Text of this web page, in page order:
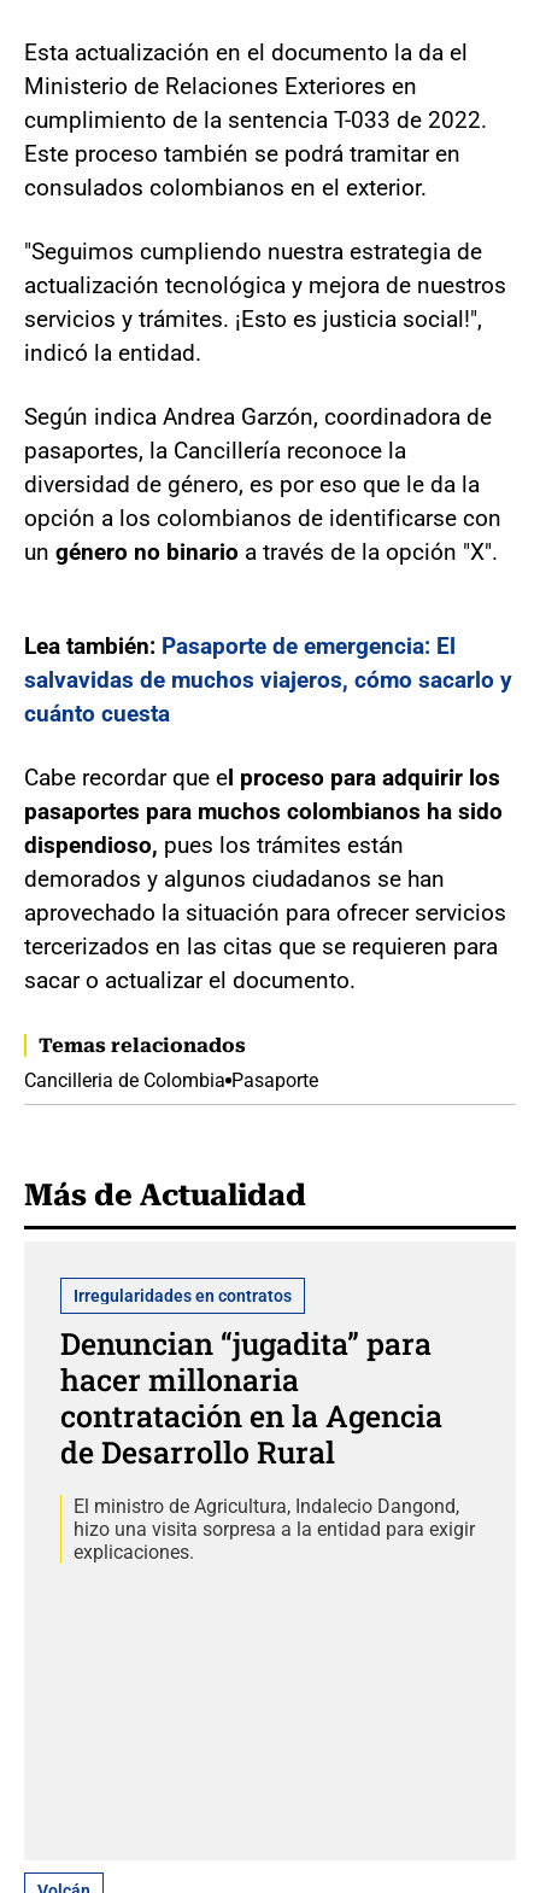
Esta actualización en el documento la da el
Ministerio de Relaciones Exteriores en
cumplimiento de la sentencia T-033 de 2022.
Este proceso también se podrá tramitar en
consulados colombianos en el exterior.
"Seguimos cumpliendo nuestra estrategia de
actualización tecnológica y mejora de nuestros
servicios y trámites. ¡Esto es justicia social!",
indicó la entidad.
Según indica Andrea Garzón, coordinadora de
pasaportes, la Cancillería reconoce la
diversidad de género, es por eso que le da la
opción a los colombianos de identificarse con
un género no binario a través de la opción "X".
Lea también: Pasaporte de emergencia: El
salvavidas de muchos viajeros, cómo sacarlo y
cuánto cuesta
Cabe recordar que el proceso para adquirir los
pasaportes para muchos colombianos ha sido
dispendioso, pues los trámites están
demorados y algunos ciudadanos se han
aprovechado la situación para ofrecer servicios
tercerizados en las citas que se requieren para
sacar o actualizar el documento.
Temas relacionados
Cancilleria de Colombia Pasaporte
Más de Actualidad
Irregularidades en contratos
Denuncian “jugadita” para
hacer millonaria
contratación en la Agencia
de Desarrollo Rural
El ministro de Agricultura, Indalecio Dangond,
hizo una visita sorpresa a la entidad para exigir
explicaciones.